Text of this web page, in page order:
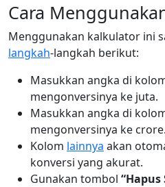
Cara
Menggunakan kalkulator ini
langkah-langkah berikut:
Masukkan angka di
mengonversinya ke juta.
Masukkan angka di
mengonversinya ke crore.
Kolom lainnya akan
konversi yang akurat.
Gunakan tombol “Hapus